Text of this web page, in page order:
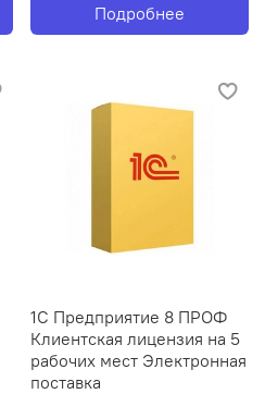
Подробнее
1С Предприятие 8 ПРОФ
Клиентская лицензия на 5
рабочих мест Электронная
поставка